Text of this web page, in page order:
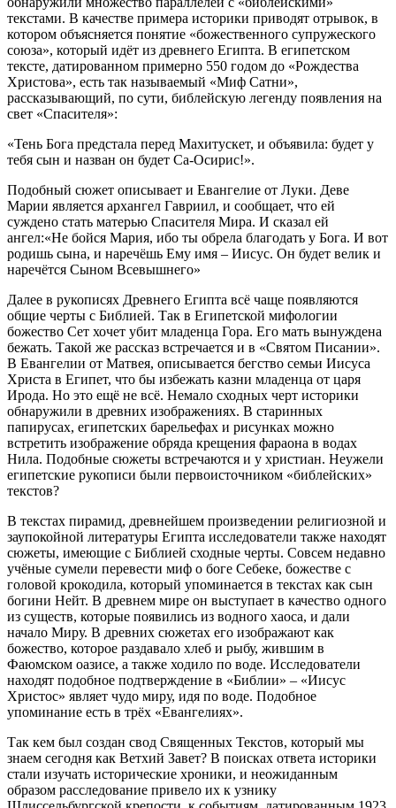
текстами. В качестве примера историки приводят отрывок, в
котором объясняется понятие «божественного супружеского
союза», который идёт из древнего Египта. В египетском
тексте, датированном примерно 550 годом до «Рождества
Христова», есть так называемый «Миф Сатни»,
рассказывающий, по сути, библейскую легенду появления на
свет «Спасителя»:
«Тень Бога предстала перед Махитускет, и объявила: будет у
тебя сын и назван он будет Са-Осирис!».
Подобный сюжет описывает и Евангелие от Луки. Деве
Марии является архангел Гавриил, и сообщает, что ей
суждено стать матерью Спасителя Мира. И сказал ей
ангел:«Не бойся Мария, ибо ты обрела благодать у Бога. И вот
родишь сына, и наречёшь Ему имя – Иисус. Он будет велик и
наречётся Сыном Всевышнего»
Далее в рукописях Древнего Египта всё чаще появляются
общие черты с Библией. Так в Египетской мифологии
божество Сет хочет убит младенца Гора. Его мать вынуждена
бежать. Такой же рассказ встречается и в «Святом Писании».
В Евангелии от Матвея, описывается бегство семьи Иисуса
Христа в Египет, что бы избежать казни младенца от царя
Ирода. Но это ещё не всё. Немало сходных черт историки
обнаружили в древних изображениях. В старинных
папирусах, египетских барельефах и рисунках можно
встретить изображение обряда крещения фараона в водах
Нила. Подобные сюжеты встречаются и у христиан. Неужели
египетские рукописи были первоисточником «библейских»
текстов?
В текстах пирамид, древнейшем произведении религиозной и
заупокойной литературы Египта исследователи также находят
сюжеты, имеющие с Библией сходные черты. Совсем недавно
учёные сумели перевести миф о боге Себеке, божестве с
головой крокодила, который упоминается в текстах как сын
богини Нейт. В древнем мире он выступает в качество одного
из существ, которые появились из водного хаоса, и дали
начало Миру. В древних сюжетах его изображают как
божество, которое раздавало хлеб и рыбу, жившим в
Фаюмском оазисе, а также ходило по воде. Исследователи
находят подобное подтверждение в «Библии» – «Иисус
Христос» являет чудо миру, идя по воде. Подобное
упоминание есть в трёх «Евангелиях».
Так кем был создан свод Священных Текстов, который мы
знаем сегодня как Ветхий Завет? В поисках ответа историки
стали изучать исторические хроники, и неожиданным
образом расследование привело их к узнику